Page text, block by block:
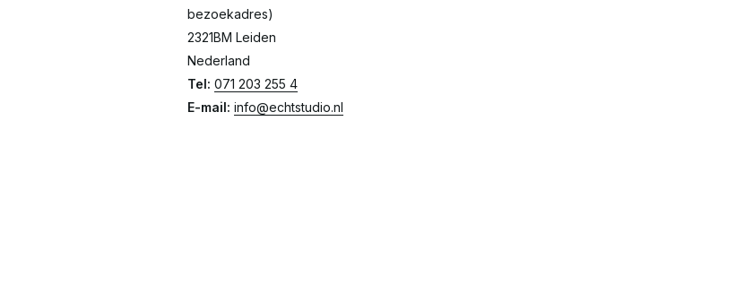
bezoekadres)
2321BM Leiden
Nederland
Tel: 071 203 255 4
E-mail: info@echtstudio.nl